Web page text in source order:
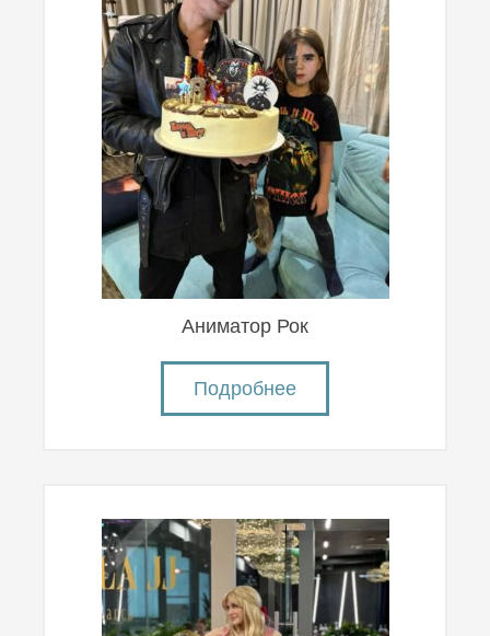
Аниматор Рок
Подробнее